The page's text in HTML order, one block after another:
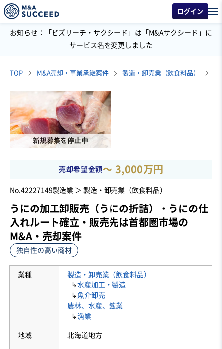
ログイン
お知らせ：「ビズリーチ・サクシード」は「M&Aサクシード」に
サービス名を変更しました
TOP M&A売却・事業承継案件 製造・卸売業（飲食料品）
新規募集を停止中
売却希望金額〜 3,000万円
No.42227149製造業 ＞ 製造・卸売業（飲食料品）
うにの加工卸販売（うにの折詰）・うにの仕
入れルート確立・販売先は首都圏市場の
M&A・売却案件
独自性の高い商材
業種
製造・卸売業（飲食料品）
↳水産加工・製造
↳魚介卸売
農林、水産、鉱業
↳ 漁業
地域 北海道地方